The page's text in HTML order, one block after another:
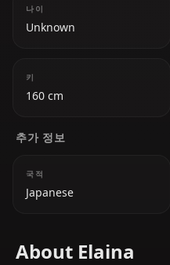
나이
Unknown
키
160 cm
추가 정보
국적
Japanese
About Elaina